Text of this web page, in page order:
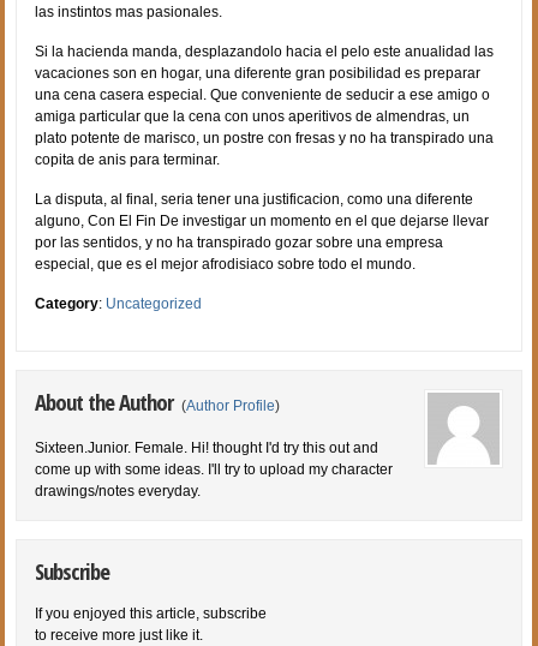
las instintos mas pasionales.
Si la hacienda manda, desplazandolo hacia el pelo este anualidad las
vacaciones son en hogar, una diferente gran posibilidad es preparar
una cena casera especial. Que conveniente de seducir a ese amigo o
amiga particular que la cena con unos aperitivos de almendras, un
plato potente de marisco, un postre con fresas y no ha transpirado una
copita de anis para terminar.
La disputa, al final, seri­a tener una justificacion, como una diferente
alguno, Con El Fin De investigar un momento en el que dejarse llevar
por las sentidos, y no ha transpirado gozar sobre una empresa
especial, que es el mejor afrodisiaco sobre todo el mundo.
Category: Uncategorized
About the Author (Author Profile)
Sixteen.Junior. Female. Hi! thought I'd try this out and
come up with some ideas. I'll try to upload my character
drawings/notes everyday.
Subscribe
If you enjoyed this article, subscribe
to receive more just like it.